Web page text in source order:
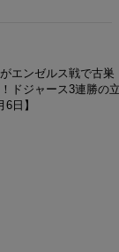
エンゼルス戦で古巣
ドジャース3連勝の
日】